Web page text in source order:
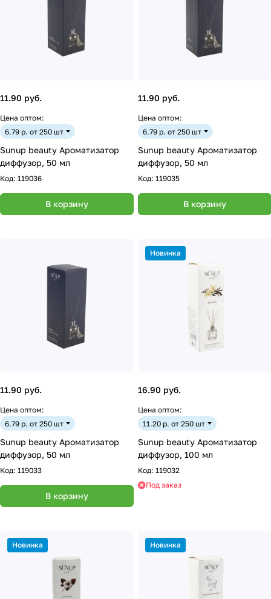
11.90 руб.
Цена оптом:
6.79 р. от 250 шт
Sunup beauty Ароматизатор
диффузор, 50 мл
Код: 119036
В корзину
11.90 руб.
Цена оптом:
6.79 р. от 250 шт
Sunup beauty Ароматизатор
диффузор, 50 мл
Код: 119035
В корзину
11.90 руб.
Цена оптом:
6.79 р. от 250 шт
Sunup beauty Ароматизатор
диффузор, 50 мл
Код: 119033
В корзину
Новинка
16.90 руб.
Цена оптом:
11.20 р. от 250 шт
Sunup beauty Ароматизатор
диффузор, 100 мл
Код: 119032
Под заказ
Новинка Новинка